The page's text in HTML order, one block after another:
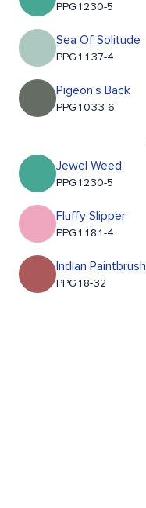
PPG1230-5
Sea Of Solitude
PPG1137-4
Pigeon’s Back
PPG1033-6
Jewel Weed
PPG1230-5
Fluffy Slipper
PPG1181-4
Indian Paintbrush
PPG18-32